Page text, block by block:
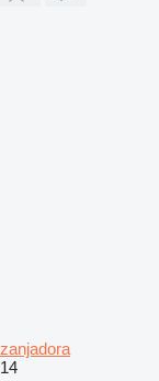
zanjadora
14